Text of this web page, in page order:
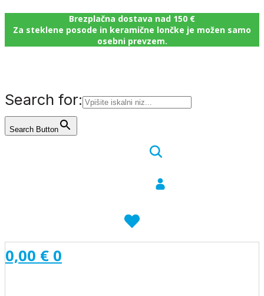
Brezplačna dostava nad 150 €
Za steklene posode in keramične lončke je možen samo
osebni prevzem.
Search for:
Search Button
0,00 € 0